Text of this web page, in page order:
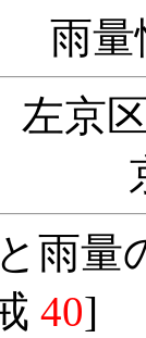
雨量
左京
雨量
40]